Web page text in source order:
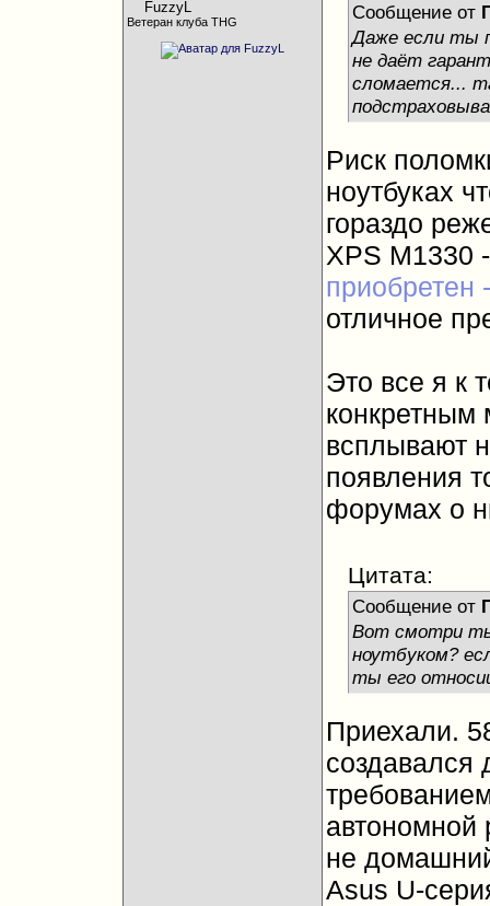
Ветеран клуба THG Сообщение от
Даже если ты
не даёт
сломается...
Риск
ноутбуках
гораздо
XPS M1330
приобретен
отличное
Это все я к
всплывают
появления
форумах о
Цитата:
Сообщение от
Вот смотри
ноутбуком?
ты его
Приехали.
создавался
автономной
не
Asus U-